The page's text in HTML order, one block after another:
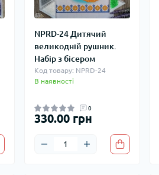
NPRD-24 Дитячий
великодній рушник.
Набір з бісером
Код товару: NPRD-24
В наявності
0
330.00 грн